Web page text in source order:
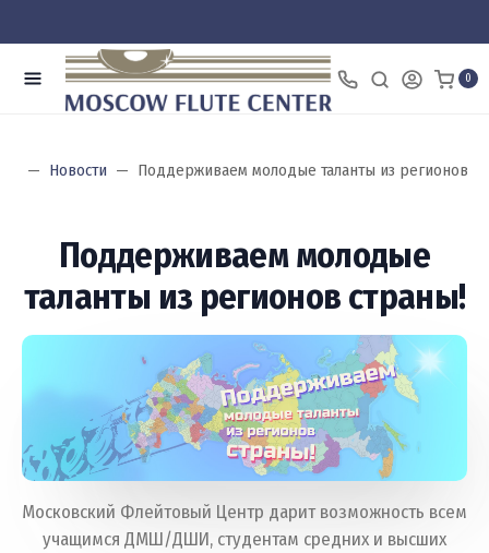
0
Новости Поддерживаем молодые таланты из регионов
Поддерживаем молодые
таланты из регионов страны!
Московский Флейтовый Центр дарит возможность всем
учащимся ДМШ/ДШИ, студентам средних и высших